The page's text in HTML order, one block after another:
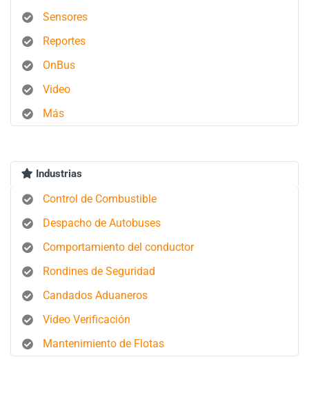
Sensores
Reportes
OnBus
Video
Más
Industrias
Control de Combustible
Despacho de Autobuses
Comportamiento del conductor
Rondines de Seguridad
Candados Aduaneros
Video Verificación
Mantenimiento de Flotas